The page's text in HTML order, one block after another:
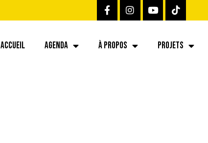
ACCUEIL AGENDA À PROPOS PROJETS